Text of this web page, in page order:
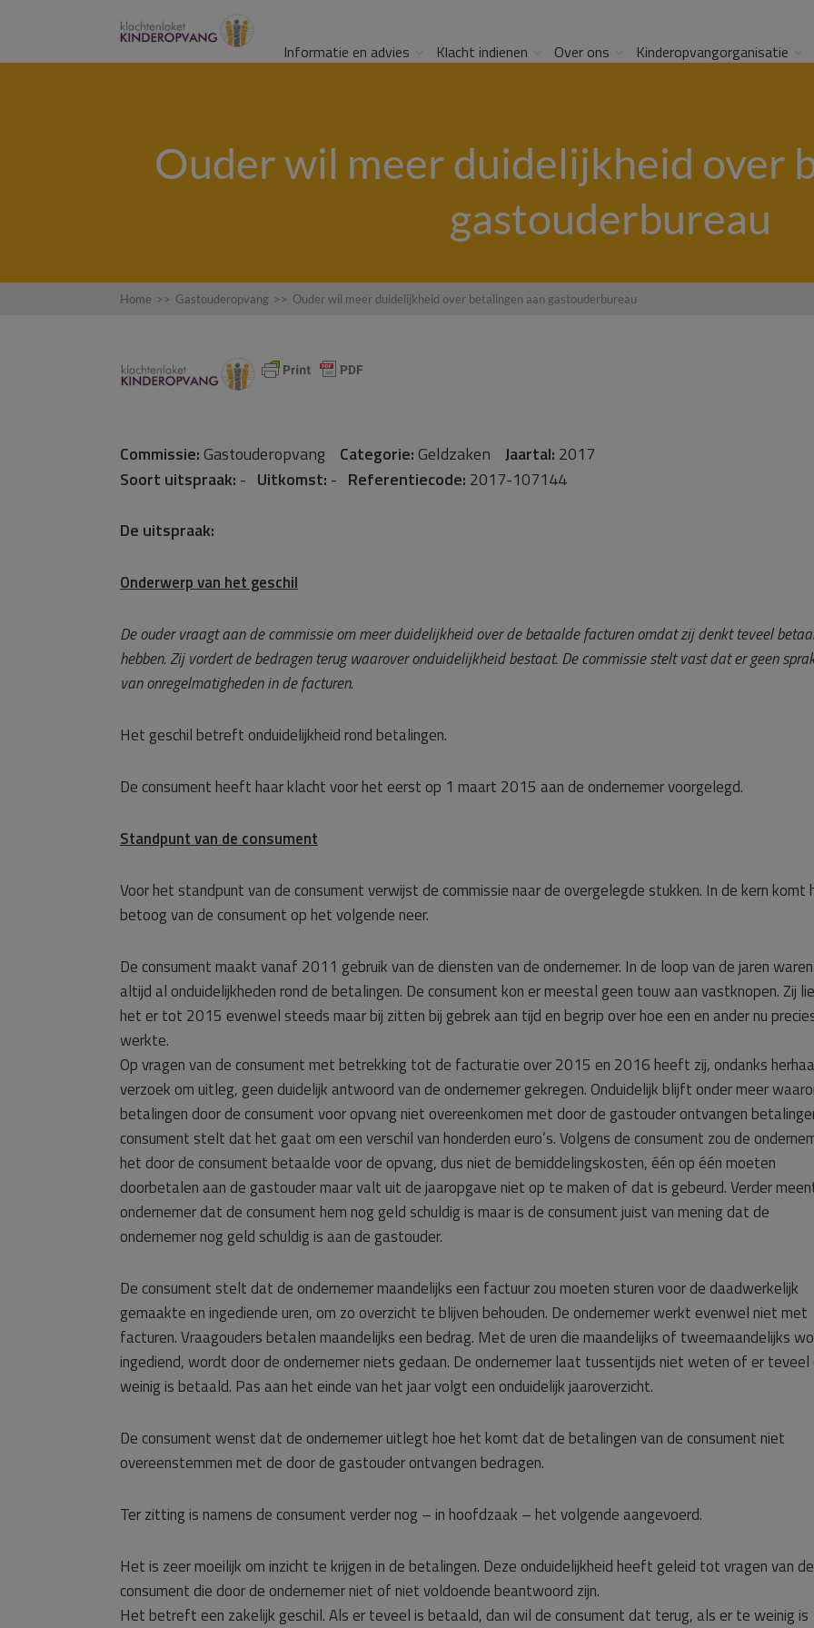
Informatie en advies Klacht indienen Over ons Kinderopvangorganisatie
Ouder wil meer duidelijkheid over
gastouderbureau
Home >> Gastouderopvang >> Ouder wil meer duidelijkheid over betalingen aan gastouderbureau
Commissie:Gastouderopvang Categorie:Geldzaken Jaartal: 2017
Soort uitspraak: - Uitkomst: - Referentiecode: 2017-107144
De uitspraak:
Onderwerp van het geschil
De ouder vraagt aan de commissie om meer duidelijkheid over de betaalde facturen omdat zij denkt teveel
hebben. Zij vordert de bedragen terug waarover onduidelijkheid bestaat. De commissie stelt vast dat er geen
van onregelmatigheden in de facturen.
Het geschil betreft onduidelijkheid rond betalingen.
De consument heeft haar klacht voor het eerst op 1 maart 2015 aan de ondernemer voorgelegd.
Standpunt van de consument
Voor het standpunt van de consument verwijst de commissie naar de overgelegde stukken. In de kern komt
betoog van de consument op het volgende neer.
De consument maakt vanaf 2011 gebruik van de diensten van de ondernemer. In de loop van de jaren
altijd al onduidelijkheden rond de betalingen. De consument kon er meestal geen touw aan vastknopen. Zij
het er tot 2015 evenwel steeds maar bij zitten bij gebrek aan tijd en begrip over hoe een en ander nu
werkte.
Op vragen van de consument met betrekking tot de facturatie over 2015 en 2016 heeft zij, ondanks
verzoek om uitleg, geen duidelijk antwoord van de ondernemer gekregen. Onduidelijk blijft onder meer
betalingen door de consument voor opvang niet overeenkomen met door de gastouder ontvangen
consument stelt dat het gaat om een verschil van honderden euro’s. Volgens de consument zou de
het door de consument betaalde voor de opvang, dus niet de bemiddelingskosten, één op één moeten
doorbetalen aan de gastouder maar valt uit de jaaropgave niet op te maken of dat is gebeurd. Verder
ondernemer dat de consument hem nog geld schuldig is maar is de consument juist van mening dat de
ondernemer nog geld schuldig is aan de gastouder.
De consument stelt dat de ondernemer maandelijks een factuur zou moeten sturen voor de daadwerkelijk
gemaakte en ingediende uren, om zo overzicht te blijven behouden. De ondernemer werkt evenwel niet met
facturen. Vraagouders betalen maandelijks een bedrag. Met de uren die maandelijks of tweemaandelijks
ingediend, wordt door de ondernemer niets gedaan. De ondernemer laat tussentijds niet weten of er
weinig is betaald. Pas aan het einde van het jaar volgt een onduidelijk jaaroverzicht.
De consument wenst dat de ondernemer uitlegt hoe het komt dat de betalingen van de consument niet
overeenstemmen met de door de gastouder ontvangen bedragen.
Ter zitting is namens de consument verder nog – in hoofdzaak – het volgende aangevoerd.
Het is zeer moeilijk om inzicht te krijgen in de betalingen. Deze onduidelijkheid heeft geleid tot vragen van de
consument die door de ondernemer niet of niet voldoende beantwoord zijn.
Het betreft een zakelijk geschil. Als er teveel is betaald, dan wil de consument dat terug, als er te weinig is